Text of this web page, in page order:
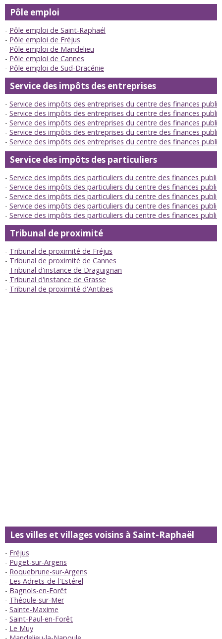
Pôle emploi
Pôle emploi de Saint-Raphaél
Pôle emploi de Fréjus
Pôle emploi de Mandelieu
Pôle emploi de Cannes
Pôle emploi de Sud-Dracénie
Service des impôts des entreprises
Service des impôts des entreprises du centre des finances
Service des impôts des entreprises du centre des finances
Service des impôts des entreprises du centre des finances
Service des impôts des entreprises du centre des finances
Service des impôts des entreprises du centre des finances
Service des impôts des particuliers
Service des impôts des particuliers du centre des finances
Service des impôts des particuliers du centre des finances
Service des impôts des particuliers du centre des finances
Service des impôts des particuliers du centre des finances
Service des impôts des particuliers du centre des finances
Tribunal de proximité
Tribunal de proximité de Fréjus
Tribunal de proximité de Cannes
Tribunal d'instance de Draguignan
Tribunal d'instance de Grasse
Tribunal de proximité d'Antibes
Les villes et villages voisins à Saint-Raphaël
Fréjus
Puget-sur-Argens
Roquebrune-sur-Argens
Les Adrets-de-l'Estérel
Bagnols-en-Forêt
Théoule-sur-Mer
Sainte-Maxime
Saint-Paul-en-Forêt
Le Muy